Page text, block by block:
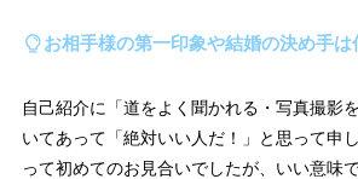
お相手様の第一印象や結婚の決め手は
自己紹介に「道をよく聞かれる・写真撮影
いてあって「絶対いい人だ！」と思って申
って初めてのお見合いでしたが、いい意味